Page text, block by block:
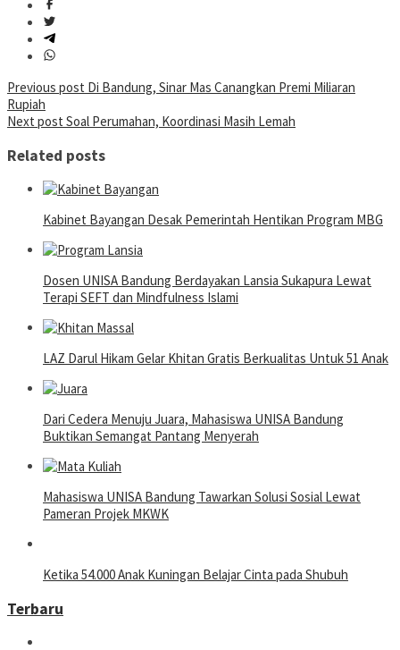
Post
navigation
Previous post Di Bandung, Sinar Mas Canangkan Premi Miliaran
Rupiah
Next post Soal Perumahan, Koordinasi Masih Lemah
Related posts
Kabinet Bayangan Desak Pemerintah Hentikan Program MBG
Dosen UNISA Bandung Berdayakan Lansia Sukapura Lewat
Terapi SEFT dan Mindfulness Islami
LAZ Darul Hikam Gelar Khitan Gratis Berkualitas Untuk 51 Anak
Dari Cedera Menuju Juara, Mahasiswa UNISA Bandung
Buktikan Semangat Pantang Menyerah
Mahasiswa UNISA Bandung Tawarkan Solusi Sosial Lewat
Pameran Projek MKWK
Ketika 54.000 Anak Kuningan Belajar Cinta pada Shubuh
Terbaru